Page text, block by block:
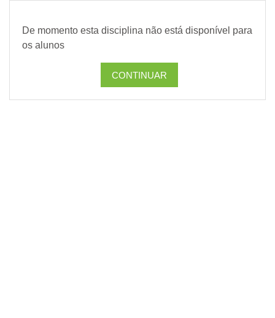
De momento esta disciplina não está disponível para
os alunos
CONTINUAR